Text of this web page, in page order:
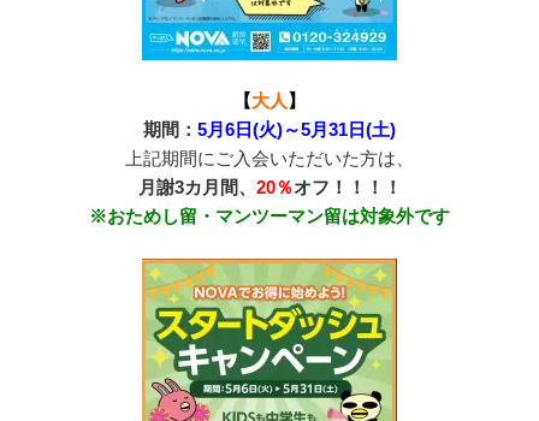
【大人 】
期間： 5月6日(火)～5月31日(土)
上記期間にご入会いただいた方は、
月謝3カ月間、 20％オフ！！！！
※おためし留・マンツーマン留は対象外です